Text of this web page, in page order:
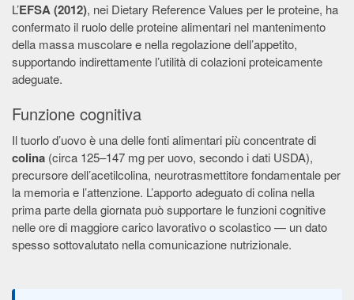
L’EFSA (2012), nei Dietary Reference Values per le proteine, ha
confermato il ruolo delle proteine alimentari nel mantenimento
della massa muscolare e nella regolazione dell’appetito,
supportando indirettamente l’utilità di colazioni proteicamente
adeguate.
Funzione cognitiva
Il tuorlo d’uovo è una delle fonti alimentari più concentrate di
colina (circa 125–147 mg per uovo, secondo i dati USDA),
precursore dell’acetilcolina, neurotrasmettitore fondamentale per
la memoria e l’attenzione. L’apporto adeguato di colina nella
prima parte della giornata può supportare le funzioni cognitive
nelle ore di maggiore carico lavorativo o scolastico — un dato
spesso sottovalutato nella comunicazione nutrizionale.